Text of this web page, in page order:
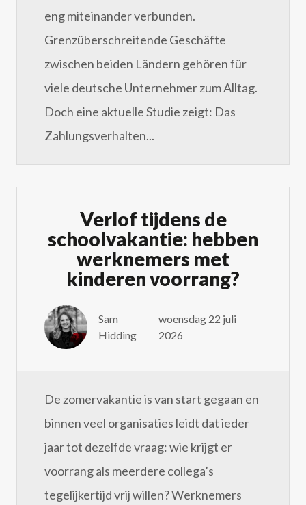
eng miteinander verbunden.
Grenzüberschreitende Geschäfte
zwischen beiden Ländern gehören für
viele deutsche Unternehmer zum Alltag.
Doch eine aktuelle Studie zeigt: Das
Zahlungsverhalten...
Verlof tijdens de
schoolvakantie: hebben
werknemers met
kinderen voorrang?
Sam
Hidding
woensdag 22 juli
2026
De zomervakantie is van start gegaan en
binnen veel organisaties leidt dat ieder
jaar tot dezelfde vraag: wie krijgt er
voorrang als meerdere collega’s
tegelijkertijd vrij willen? Werknemers